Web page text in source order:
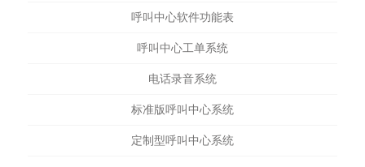
呼叫中心软件功能表
呼叫中心工单系统
电话录音系统
标准版呼叫中心系统
定制型呼叫中心系统